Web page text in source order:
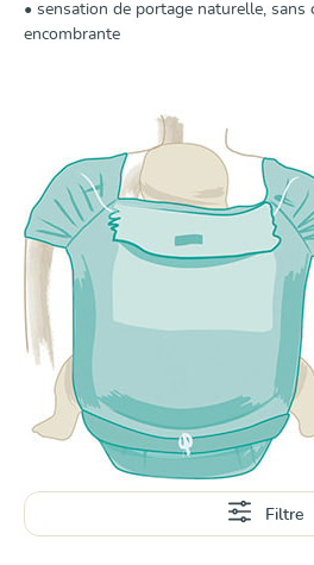
• sensation de portage naturelle, sans
encombrante
Filtre